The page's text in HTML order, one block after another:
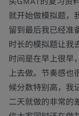
就开始做模拟题，
留到最后我已经准
时长的模拟题让我
时间是在早上很早
上去做。节奏感也
候分数特别高，我
二天就做的非常的